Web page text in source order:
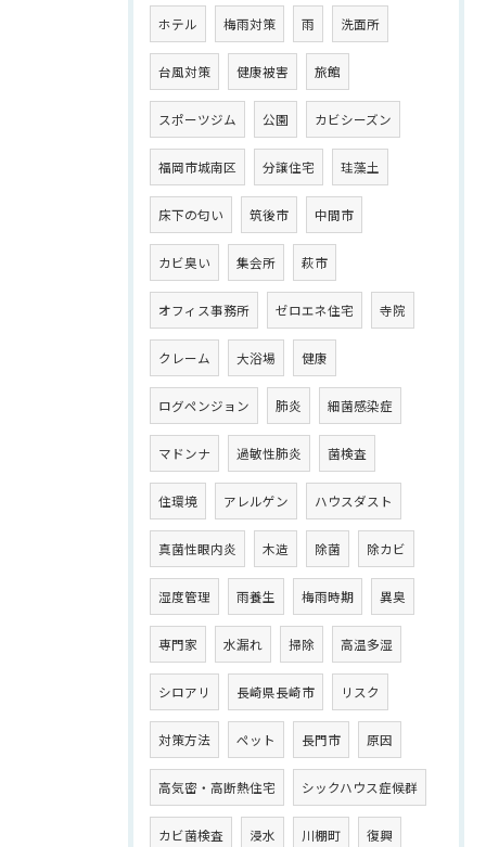
ホテル 梅雨対策 雨 洗面所
台風対策 健康被害 旅館
スポーツジム 公園 カビシーズン
福岡市城南区 分譲住宅 珪藻土
床下の匂い 筑後市 中間市
カビ臭い 集会所 萩市
オフィス事務所 ゼロエネ住宅 寺院
クレーム 大浴場 健康
ログペンジョン 肺炎 細菌感染症
マドンナ 過敏性肺炎 菌検査
住環境 アレルゲン ハウスダスト
真菌性眼内炎 木造 除菌 除カビ
湿度管理 雨養生 梅雨時期 異臭
専門家 水漏れ 掃除 高温多湿
シロアリ 長崎県長崎市 リスク
対策方法 ペット 長門市 原因
高気密・高断熱住宅 シックハウス症候群
カビ菌検査 浸水 川棚町 復興